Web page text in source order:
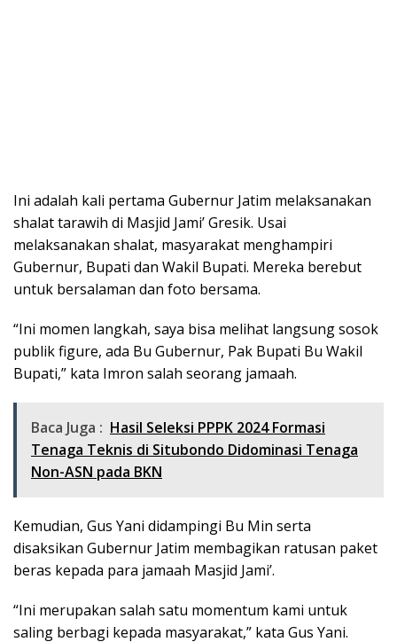
Ini adalah kali pertama Gubernur Jatim melaksanakan
shalat tarawih di Masjid Jami’ Gresik. Usai
melaksanakan shalat, masyarakat menghampiri
Gubernur, Bupati dan Wakil Bupati. Mereka berebut
untuk bersalaman dan foto bersama.
“Ini momen langkah, saya bisa melihat langsung sosok
publik figure, ada Bu Gubernur, Pak Bupati Bu Wakil
Bupati,” kata Imron salah seorang jamaah.
Baca Juga : Hasil Seleksi PPPK 2024 Formasi
Tenaga Teknis di Situbondo Didominasi Tenaga
Non-ASN pada BKN
Kemudian, Gus Yani didampingi Bu Min serta
disaksikan Gubernur Jatim membagikan ratusan paket
beras kepada para jamaah Masjid Jami’.
“Ini merupakan salah satu momentum kami untuk
saling berbagi kepada masyarakat,” kata Gus Yani.